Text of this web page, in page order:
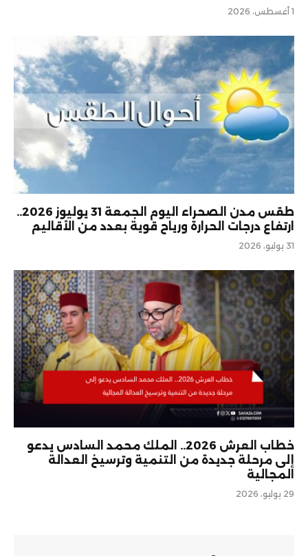
1 أغسطس، 2026
طقس مدن الصحراء اليوم الجمعة 31 يوليوز 2026..
ارتفاع درجات الحرارة ورياح قوية بعدد من الأقاليم
31 يوليو، 2026
خطاب العرش 2026.. الملك محمد السادس يدعو
إلى مرحلة جديدة من التنمية وترسيخ العدالة
المجالية
29 يوليو، 2026